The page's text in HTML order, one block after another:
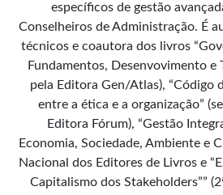
específicos de gestão
Conselheiros de Administração. É
técnicos e coautora dos livros
Fundamentos, Desenvovimento e
pela Editora Gen/Atlas), “Código
entre a ética e a organização”
Editora Fórum), “Gestão
Economia, Sociedade, Ambiente e
Nacional dos Editores de Livros e
Capitalismo dos Stakeholders””